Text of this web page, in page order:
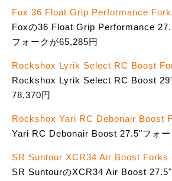
Fox 36 Float Grip Performance
Foxの36 Float Grip Performance
フォークが65,285円
Rockshox Lyrik Select RC Boost
Rockshox Lyrik Select RC Boost
78,370円
Rockshox Yari RC Debonair Boost
Yari RC Debonair Boost 27.5"フォー
SR Suntour XCR34 Air Boost Forks
SR SuntourのXCR34 Air Boost